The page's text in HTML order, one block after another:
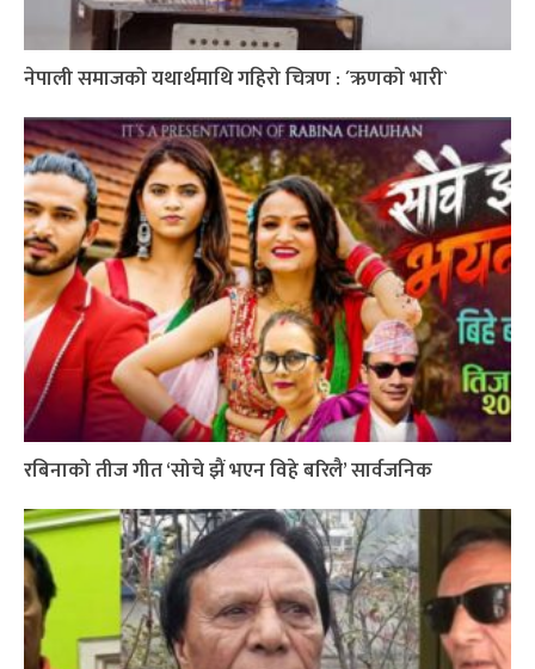
नेपाली समाजको यथार्थमाथि गहिरो चित्रण : ´ऋणको भारी`
रबिनाको तीज गीत ‘सोचे झैं भएन विहे बरिलै’ सार्वजनिक